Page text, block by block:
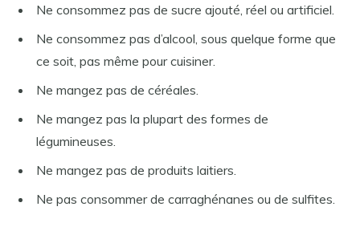
Ne consommez pas de sucre ajouté, réel ou artificiel.
Ne consommez pas d’alcool, sous quelque forme que
ce soit, pas même pour cuisiner.
Ne mangez pas de céréales.
Ne mangez pas la plupart des formes de
légumineuses.
Ne mangez pas de produits laitiers.
Ne pas consommer de carraghénanes ou de sulfites.